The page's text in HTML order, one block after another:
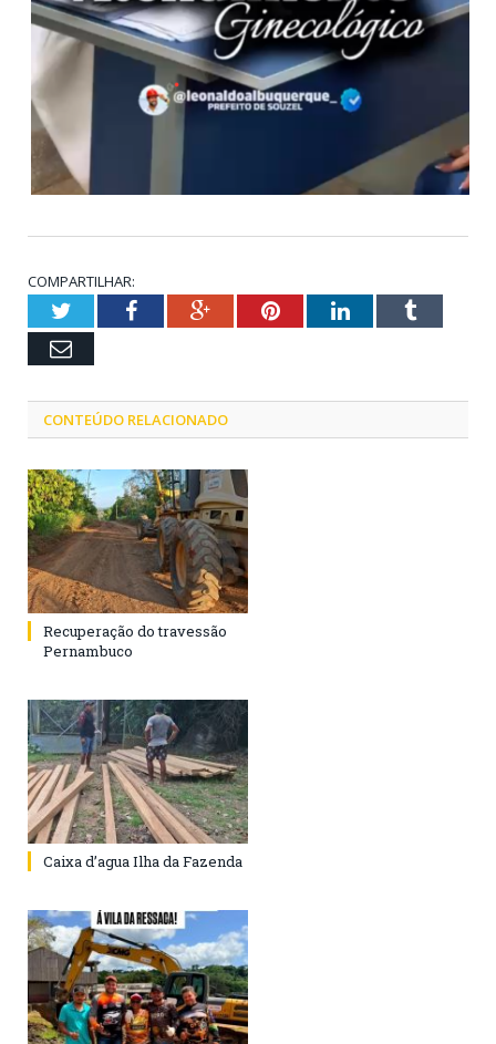
COMPARTILHAR:
TwitterFacebookGoogle+PinterestLinkedInTumblr
Email
CONTEÚDO RELACIONADO
Recuperação do travessão
Pernambuco
Caixa d’agua Ilha da Fazenda